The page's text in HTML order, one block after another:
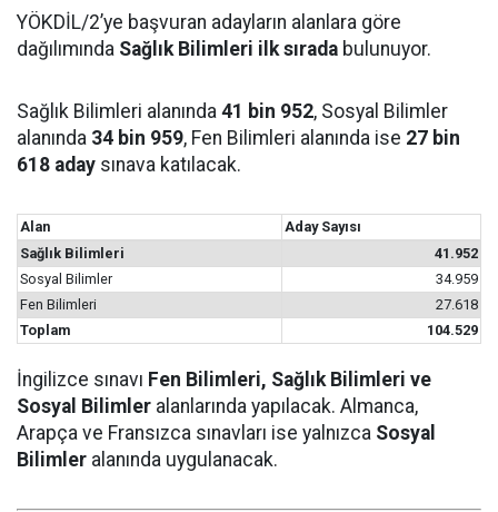
YÖKDİL/2’ye başvuran adayların alanlara göre
dağılımında Sağlık Bilimleri ilk sırada bulunuyor.
Sağlık Bilimleri alanında 41 bin 952, Sosyal Bilimler
alanında 34 bin 959, Fen Bilimleri alanında ise 27 bin
618 aday sınava katılacak.
Alan
Aday Sayısı
Sağlık Bilimleri
41.952
Sosyal Bilimler
34.959
Fen Bilimleri
27.618
Toplam
104.529
İngilizce sınavı Fen Bilimleri, Sağlık Bilimleri ve
Sosyal Bilimler alanlarında yapılacak. Almanca,
Arapça ve Fransızca sınavları ise yalnızca Sosyal
Bilimler alanında uygulanacak.